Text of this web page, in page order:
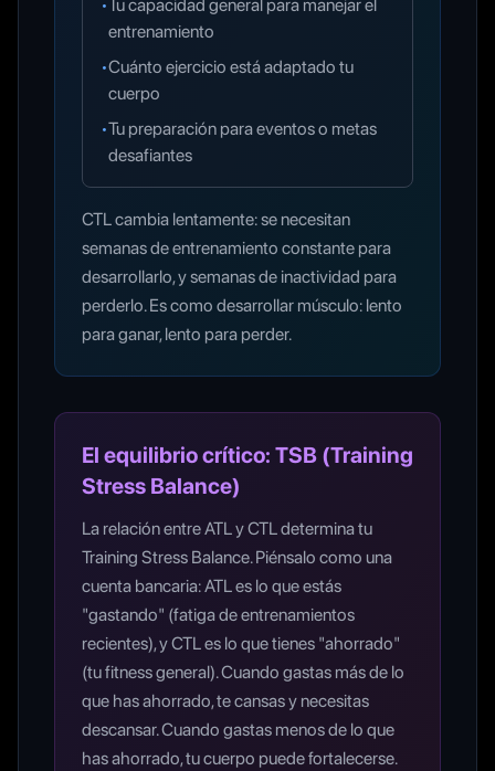
• Tu capacidad general para manejar el
entrenamiento
•Cuánto ejercicio está adaptado tu
cuerpo
•Tu preparación para eventos o metas
desafiantes
CTL cambia lentamente: se necesitan
semanas de entrenamiento constante para
desarrollarlo, y semanas de inactividad para
perderlo. Es como desarrollar músculo: lento
para ganar, lento para perder.
El equilibrio crítico: TSB (Training
Stress Balance)
La relación entre ATL y CTL determina tu
Training Stress Balance. Piénsalo como una
cuenta bancaria: ATL es lo que estás
"gastando" (fatiga de entrenamientos
recientes), y CTL es lo que tienes "ahorrado"
(tu fitness general). Cuando gastas más de lo
que has ahorrado, te cansas y necesitas
descansar. Cuando gastas menos de lo que
has ahorrado, tu cuerpo puede fortalecerse.